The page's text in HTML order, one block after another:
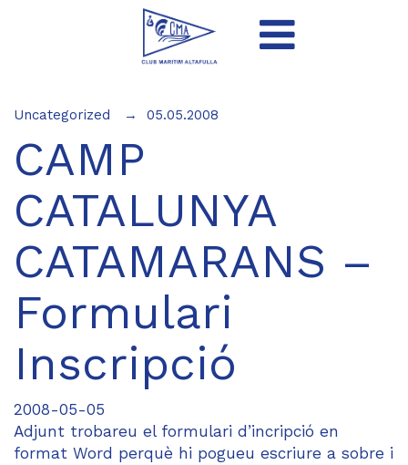
Uncategorized 05.05.2008
CAMP
CATALUNYA
CATAMARANS –
Formulari
Inscripció
2008-05-05
Adjunt trobareu el formulari d’incripció en
format Word perquè hi pogueu escriure a sobre i